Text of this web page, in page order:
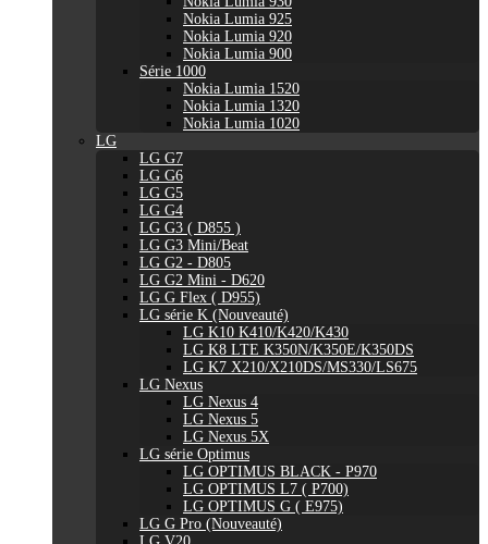
Nokia Lumia 925
Nokia Lumia 920
Nokia Lumia 900
Série 1000
Nokia Lumia 1520
Nokia Lumia 1320
Nokia Lumia 1020
LG
LG G7
LG G6
LG G5
LG G4
LG G3 ( D855 )
LG G3 Mini/Beat
LG G2 - D805
LG G2 Mini - D620
LG G Flex ( D955)
LG série K (Nouveauté)
LG K10 K410/K420/K430
LG K8 LTE K350N/K350E/K350DS
LG K7 X210/X210DS/MS330/LS675
LG Nexus
LG Nexus 4
LG Nexus 5
LG Nexus 5X
LG série Optimus
LG OPTIMUS BLACK - P970
LG OPTIMUS L7 ( P700)
LG OPTIMUS G ( E975)
LG G Pro (Nouveauté)